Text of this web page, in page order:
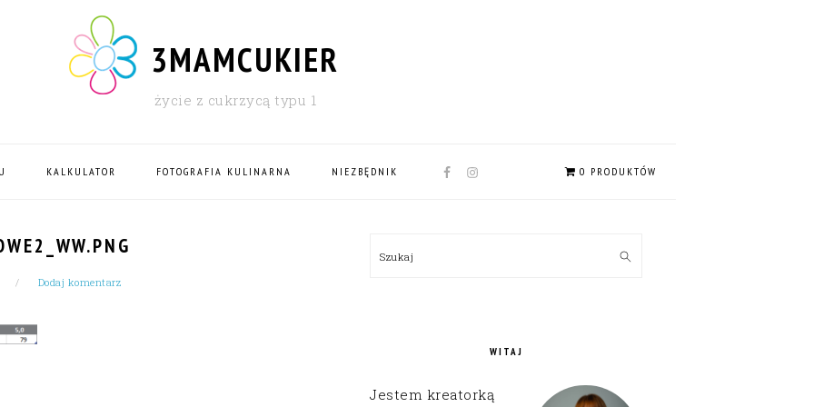
3MAMCUKIER
życie z cukrzycą typu 1
KALKULATOR FOTOGRAFIA KULINARNA NIEZBĘDNIK
NAV
0 PRODUKTÓW
Dodaj komentarz
SIDEBAR
Szukaj
WITAJ
Jestem kreatorką